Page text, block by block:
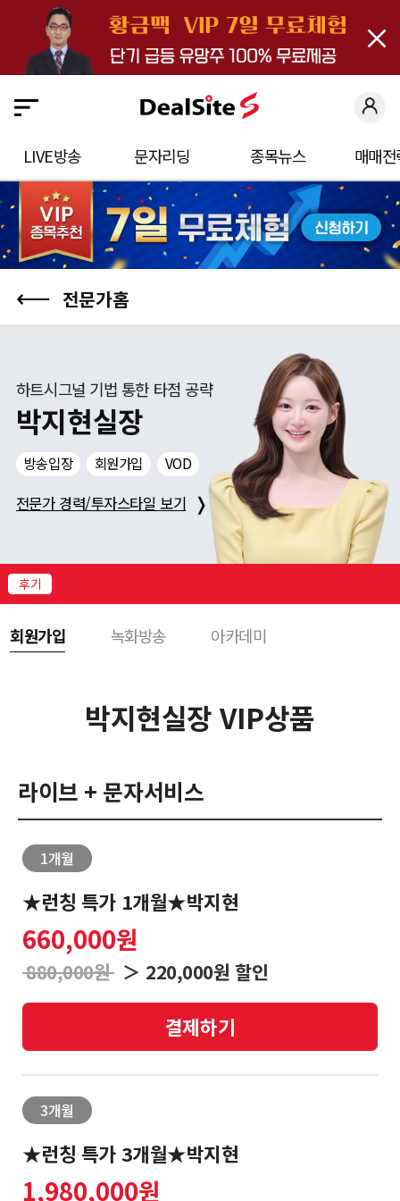
close
사
이
S
에
오
신
것
을
환
니
다!
로
그
인
고
다
양
서
비
요!
로
그
인
마
이
페
이
지
회
원
가
입
LIVE
방
문
리
딩
종
LIVE방송 문자리딩 종목뉴스 매매
⟵ 전문가홈
하트시그널 기법 통한 타점 공략
박지현실장
방송입장 회원가입 VOD
전문가 경력/투자스타일 보기 ❭
후기
회원가입 녹화방송 아카데미
박지현실장 VIP상품
라이브 + 문자서비스
1개월
★런칭 특가 1개월★박지현
660,000원
880,000원 ＞ 220,000원 할인
결제하기
3개월
★런칭 특가 3개월★박지현
1,980,000원